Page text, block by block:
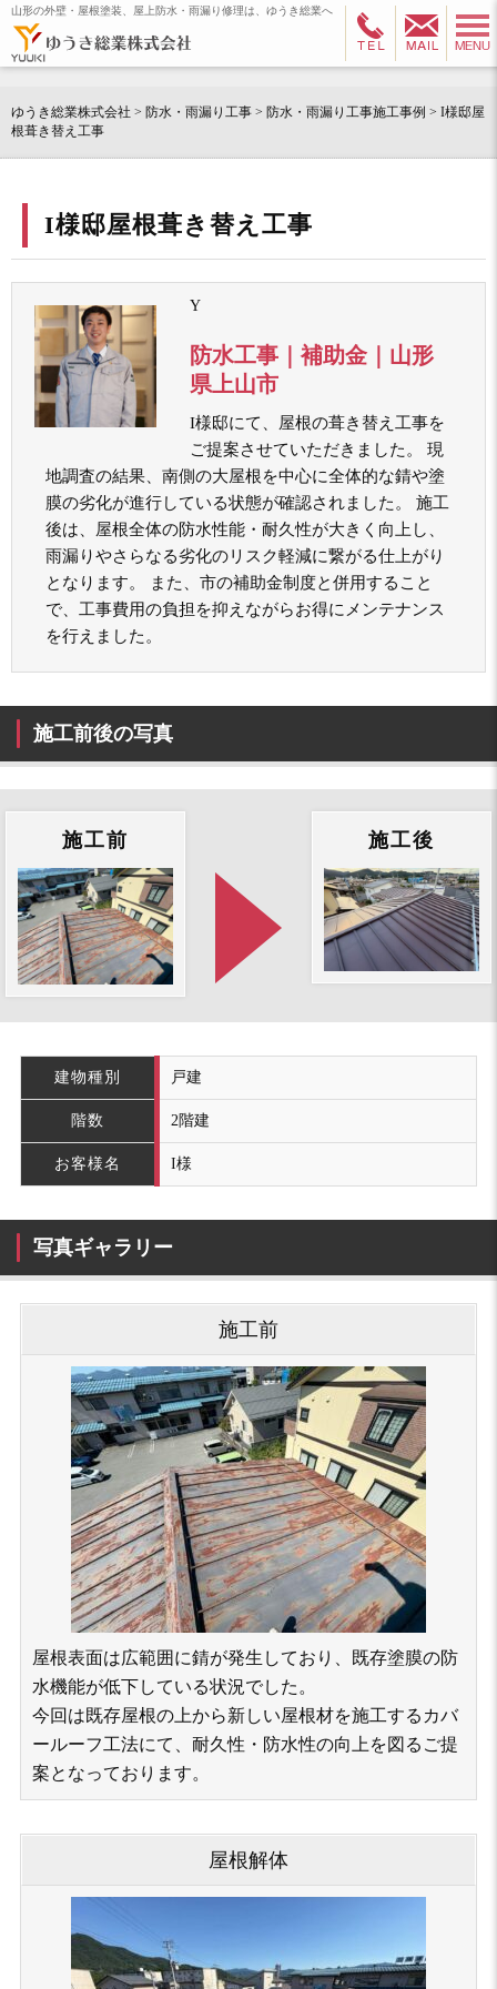
山形の外壁・屋根塗装、屋上防水・雨漏り修理は、ゆうき総業へ
ゆうき総業株式会社 > 防水・雨漏り工事 > 防水・雨漏り工事施工事例 > I様邸屋
根葺き替え工事
I様邸屋根葺き替え工事
Y
防水工事｜補助金｜山形
県上山市
I様邸にて、屋根の葺き替え工事を
ご提案させていただきました。 現
地調査の結果、南側の大屋根を中心に全体的な錆や塗
膜の劣化が進行している状態が確認されました。 施工
後は、屋根全体の防水性能・耐久性が大きく向上し、
雨漏りやさらなる劣化のリスク軽減に繋がる仕上がり
となります。 また、市の補助金制度と併用すること
で、工事費用の負担を抑えながらお得にメンテナンス
を行えました。
施工前後の写真
施工前 施工後
建物種別 戸建
階数 2階建
お客様名 I様
写真ギャラリー
施工前
屋根表面は広範囲に錆が発生しており、既存塗膜の防
水機能が低下している状況でした。
今回は既存屋根の上から新しい屋根材を施工するカバ
ールーフ工法にて、耐久性・防水性の向上を図るご提
案となっております。
屋根解体